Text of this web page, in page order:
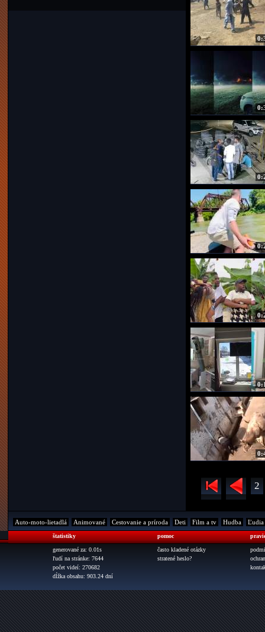
2
Auto-moto-lietadlá Animované Cestovanie a príroda Deti Film a tv Hudba Ľudia
štatistiky
generované za: 0.01s
ľudí na stránke: 7644
počet videí: 270682
dĺžka obsahu: 903.24 dní
pomoc
často kladené otázky
stratené heslo?